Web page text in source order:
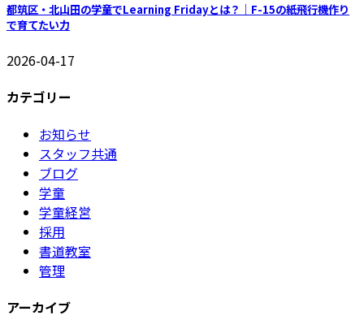
都筑区・北山田の学童でLearning Fridayとは？｜F-15の紙飛行機作り
で育てたい力
2026-04-17
カテゴリー
お知らせ
スタッフ共通
ブログ
学童
学童経営
採用
書道教室
管理
アーカイブ